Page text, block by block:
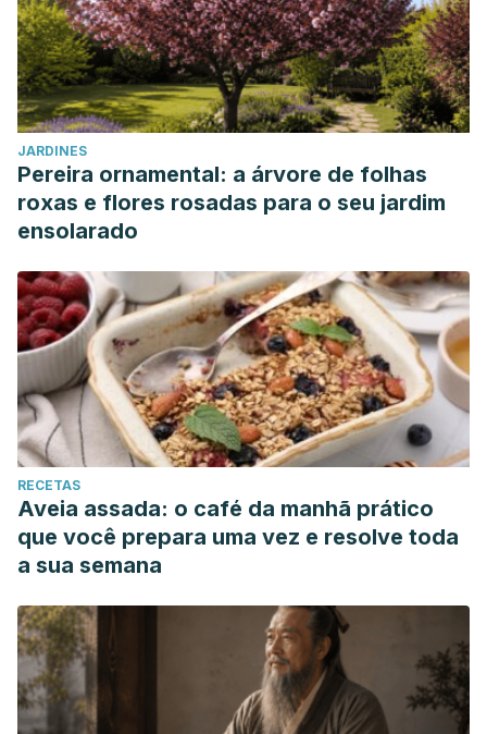
JARDINES
Pereira ornamental: a árvore de folhas
roxas e flores rosadas para o seu jardim
ensolarado
RECETAS
Aveia assada: o café da manhã prático
que você prepara uma vez e resolve toda
a sua semana